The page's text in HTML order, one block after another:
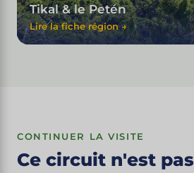
Tikal & le Petén
Lire la fiche région →
CONTINUER LA VISITE
Ce circuit n'est pas